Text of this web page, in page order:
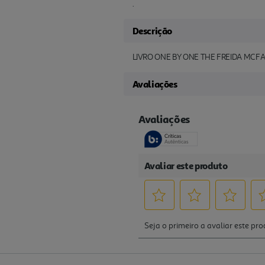
.
Descrição
LIVRO ONE BY ONE THE FREIDA
Avaliações